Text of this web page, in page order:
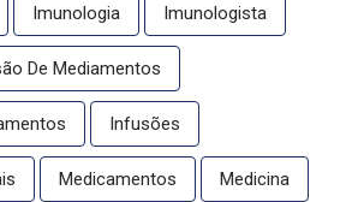
Imunologia Imunologista
De Mediamentos
Infusões
Medicamentos Medicina